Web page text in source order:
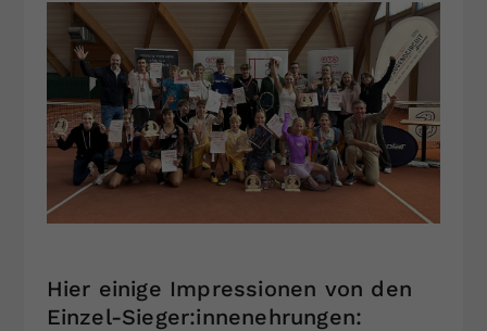
Hier einige Impressionen von den
Einzel-Sieger:innenehrungen: